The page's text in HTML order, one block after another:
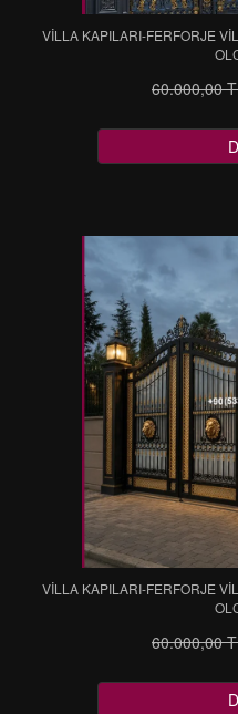
VİLLA KAPILARI-FERFORJE
60.000,00
VİLLA KAPILARI-FERFORJE
60.000,00